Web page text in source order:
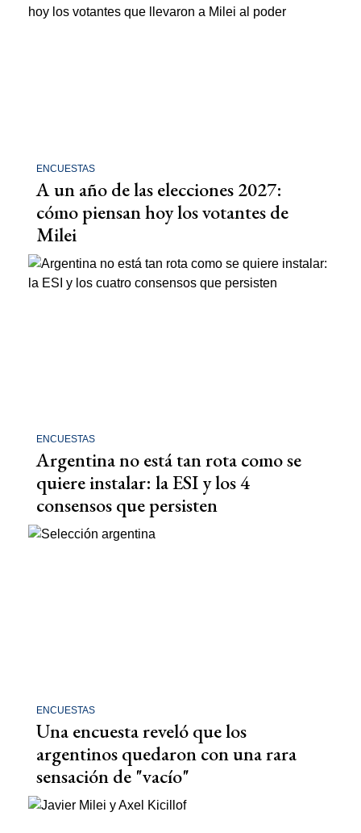
ENCUESTAS
A un año de las elecciones 2027:
cómo piensan hoy los votantes de
Milei
ENCUESTAS
Argentina no está tan rota como se
quiere instalar: la ESI y los 4
consensos que persisten
ENCUESTAS
Una encuesta reveló que los
argentinos quedaron con una rara
sensación de "vacío"